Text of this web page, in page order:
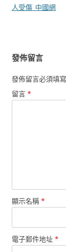
導
人受傷_中國網
發佈留言
發佈留言必須填
留言 *
顯示名稱 *
電子郵件地址 *